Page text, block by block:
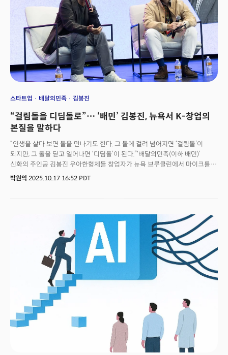
정신은 무엇일까?
스타트업 배달의민족 김봉진
“걸림돌을 디딤돌로”… ‘배민’ 김봉진, 뉴욕서 K-창업의
본질을 말하다
“인생을 살다 보면 돌을 만나기도 한다. 그 돌에 걸려 넘어지면 ‘걸림돌’이
되지만, 그 돌을 딛고 일어나면 ‘디딤돌’이 된다.”‘배달의민족(이하 배민)’
신화의 주인공 김봉진 우아한형제들 창업자가 뉴욕 브루클린에서 마이크를
잡았다. 16일(현지시각), K-스타트업과 K-컬처가 어우러진 축제 ‘꿈(KOOM)
단순 스타트업 행사를 넘어 K-팝, K-푸드, K-콘텐츠 등 K-컬처를 접목한 게
특징이다. 2023년 배민을 떠난 뒤 대중 앞에 모습을 잘 드러내지 않던 김
창업자는 UKF 김경준 COO(최고운영책임자)와의 대담을 통해 배민을 떠난
후의 고뇌, 연쇄 창업가로 나선 이유, 그리고 10여 년의 경험으로 깨달은
사업의 본질을 진솔하게 풀어냈다. 김 창업자 역시 창업 후 힘들 때 멘토들의
조언에 힘입어 어려움을 이겨냈다는 것이다. 성공의 정점에서 다시 출발선에
선 그의 목소리는 불확실성의 시대를 헤쳐나가는 창업가들에게 울림과 통찰을
박원익 2025.10.17 16:52 PDT